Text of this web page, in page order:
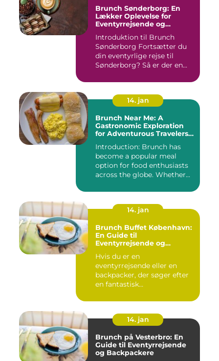
Brunch Sønderborg: En
Lækker Oplevelse for
Eventyrrejsende og
Introduktion til Brunch
Sønderborg Fortsætter du
din eventyrlige rejse til
Sønderborg? Så er der en...
14. jan
Brunch Near Me: A
Gastronomic Exploration
for Adventurous Travelers
Introduction: Brunch has
become a popular meal
option for food enthusiasts
across the globe. Whether...
14. jan
Brunch Buffet København:
En Guide til
Eventyrrejsende og
Hvis du er en
eventyrrejsende eller en
backpacker, der søger efter
en fantastisk
14. jan
Brunch på Vesterbro: En
Guide til Eventyrrejsende
og Backpackere